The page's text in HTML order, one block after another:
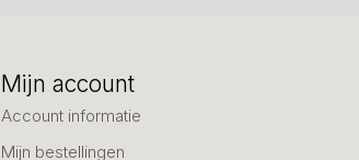
Mijn account
Account informatie
Mijn bestellingen